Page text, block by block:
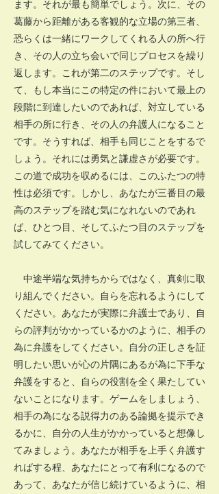
ます。それが最も簡単でしょう。次に、その
葛藤から距離がある客観的な立場の第三者、
恐らくは一緒にワークしてくれる人の所へ行
き、その人の立ち会いで同じプロセスを繰り
返します。これが第二のステップです。そし
て、もし本当にこの特定の件において最上の
段階に到達したいのであれば、対立している
相手の所に行き、その人の弁護人になること
です。そうすれば、相手も同じことをするで
しょう。それには勇気と謙虚さが必要です。
この道で成功を収めるには、このふたつの特
性は必須です。しかし、あなたが三番目の最
高のステップを踏む気になれないのであれ
ば、ひとつ目、そしてふたつ目のステップを
試してみてください。
中途半端な気持ちからではなく、真剣に取
り組んでください。自らを忘れるようにして
ください。あなたが実際に弁護士であり、自
らの評判がかかっているかのように、相手の
為に弁護をしてください。自分の正しさを証
明したい思いが心の片隅にあるが為に下手な
弁護をすると、自らの役割を全く果たしてい
ないことになります。ゲームをしましょう、
相手の為になる説得力のある論拠を提示でき
るかに、自分の人生がかかっていると想像し
てみましょう。あなたが相手を上手く弁護す
ればする程、あなたにとって有利になるので
あって、あなたが信じ続けているように、相